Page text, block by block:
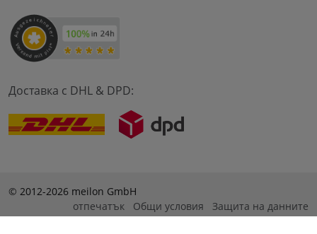
Доставка с DHL & DPD:
© 2012-2026 meilon GmbH
отпечатък
Общи условия Защита на данните